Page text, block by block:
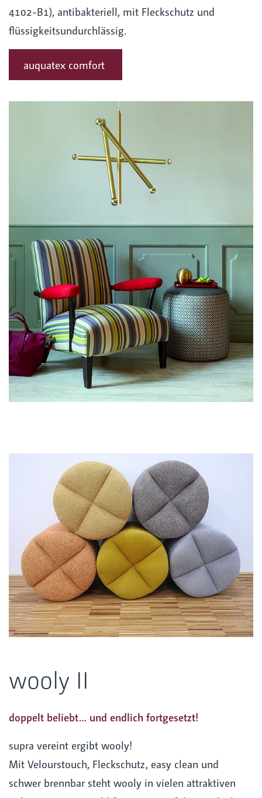
4102-B1), antibakteriell, mit Fleckschutz und
flüssigkeitsundurchlässig.
auquatex comfort
wooly II
doppelt beliebt… und endlich fortgesetzt!
supra vereint ergibt wooly!
Mit Velourstouch, Fleckschutz, easy clean und
schwer brennbar steht wooly in vielen attraktiven